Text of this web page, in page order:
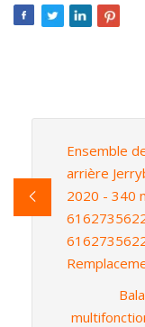
Ensemble
arrière
2020 - 340